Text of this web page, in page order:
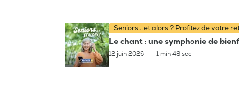
Seniors... et alors ? Profitez de votre
Le chant : une symphonie de
12 juin 2026 1 min 48 sec